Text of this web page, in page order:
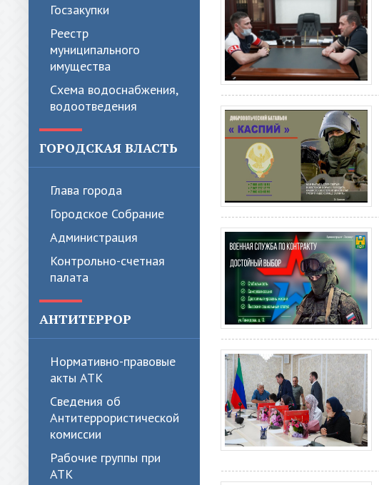
Госзакупки
Реестр
муниципального
имущества
Схема водоснабжения,
водоотведения
ГОРОДСКАЯ ВЛАСТЬ
Глава города
Городское Собрание
Администрация
Контрольно-счетная
палата
АНТИТЕРРОР
Нормативно-правовые
акты АТК
Сведения об
Антитеррористической
комиссии
Рабочие группы при
АТК